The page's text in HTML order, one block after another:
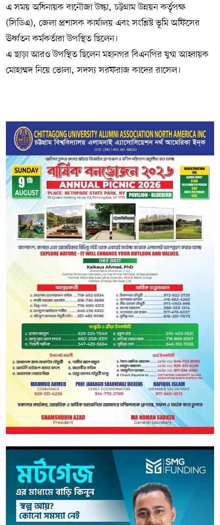
এ সময় অধিনায়ক বানৌজা উল্কা, চট্টগ্রাম উন্নয়ন কর্তৃপক্ষ
(সিডিএ), জেলা প্রশাসক কার্যালয় এবং সংশ্লিষ্ট ভূমি অফিসের
ঊর্ধ্বতন কর্মকর্তারা উপস্থিত ছিলেন।
এ ছাড়া আরও উপস্থিত ছিলেন মহানগর বিএনপির যুগ্ম আহ্বায়ক
মোহাম্মদ নিয়ে ভোলা, সদস্য সরফরাজ কাদের রাসেল।